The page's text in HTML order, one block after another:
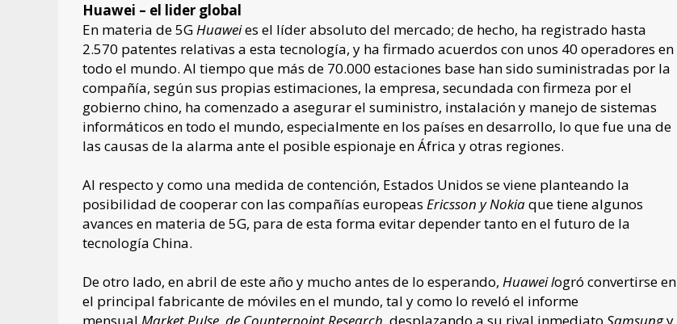
Huawei – el lider global
En materia de 5GHuaweies el líder absoluto del mercado; de hecho, ha registrado hasta
2.570 patentes relativas a esta tecnología, y ha firmado acuerdos con unos 40 operadores en
todo el mundo. Al tiempo que más de 70.000 estaciones base han sido suministradas por la
compañía, según sus propias estimaciones, la empresa, secundada con firmeza por el
gobierno chino, ha comenzado a asegurar el suministro, instalación y manejo de sistemas
informáticos en todo el mundo, especialmente en los países en desarrollo, lo que fue una de
las causas de la alarma ante el posible espionaje en África y otras regiones.
Al respecto y como una medida de contención, Estados Unidos se viene planteando la
posibilidad de cooperar con las compañías europeas Ericsson y Nokiaque tiene algunos
avances en materia de 5G, para de esta forma evitar depender tanto en el futuro de la
tecnología China.
De otro lado, en abril de este año y mucho antes de lo esperando, Huawei logró convertirse en
el principal fabricante de móviles en el mundo, tal y como lo reveló el informe